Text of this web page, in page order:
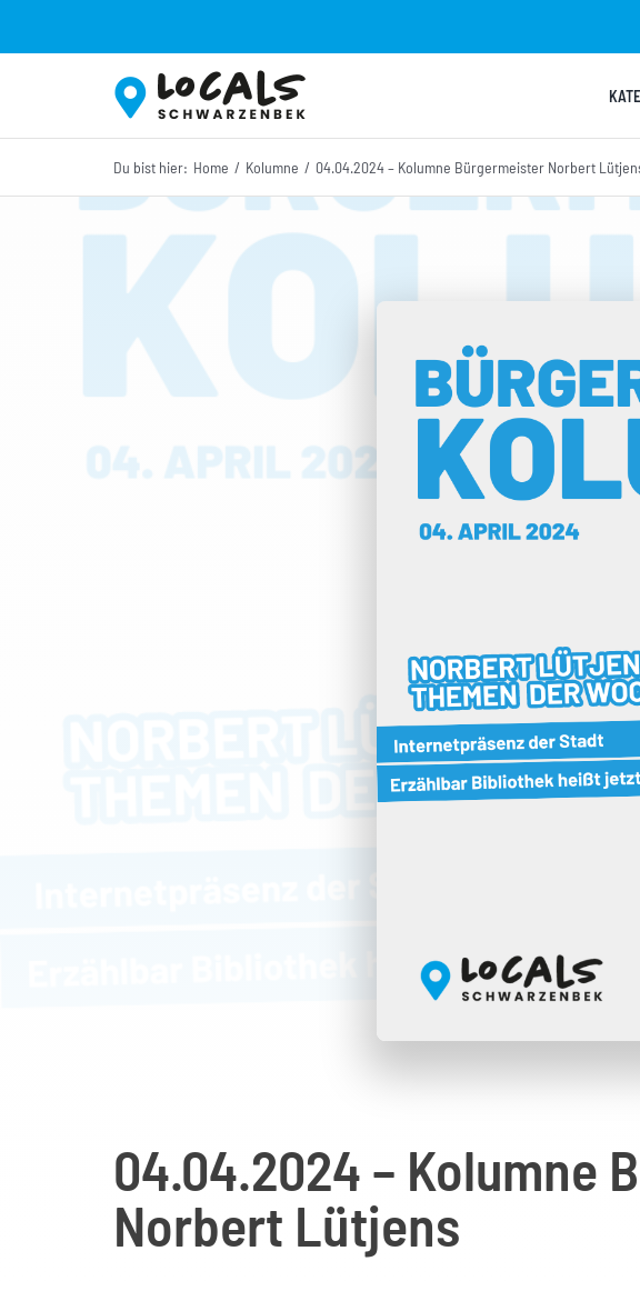
Du bist hier: Home Kolumne 04.04.2024 – Kolumne Bürgermeister Norbert
04.04.2024 – Kolumne
Norbert Lütjens